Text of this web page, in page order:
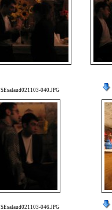
SEsalaud021103-040.JPG
SEsalaud021103-046.JPG